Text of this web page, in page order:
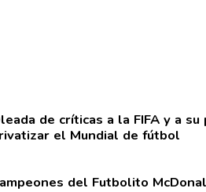
de críticas a la FIFA y a
el Mundial de fútbol
del Futbolito